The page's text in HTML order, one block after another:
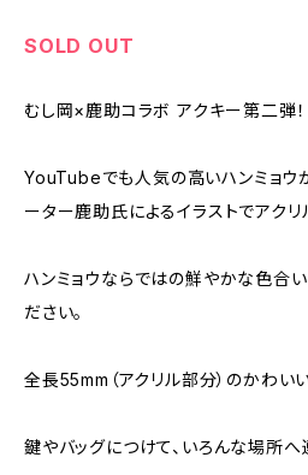
SOLD OUT
むし岡×鹿助コラボ アクキー第二弾！
YouTubeでも人気の高いハンミョウ
ーター鹿助氏によるイラストでアクリ
ハンミョウならではの鮮やかな色合
ださい。
全長55mm（アクリル部分）のかわい
鍵やバッグにつけて、いろんな場所